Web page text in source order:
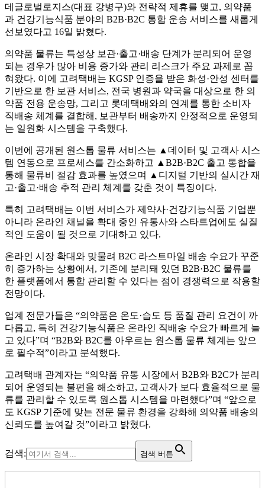
데글로벌로지스(대표 강병구)와 전략적 제휴를 맺고, 의약품
과 건강기능식품 분야의 B2B·B2C 통합 운송 서비스를 새롭게
선보였다고 16일 밝혔다.
의약품 물류는 특성상 보관·출고·배송 단계가 분리되어 운영
되는 경우가 많아 비용 증가와 관리 리스크가 주요 과제로 꼽
혀왔다. 이에 고려택배는 KGSP 인증을 받은 화성·안성 센터를
기반으로 한 보관 서비스, 전국 병원과 약국을 대상으로 한 의
약품 전용 운송망, 그리고 롯데택배와의 연계를 통한 소비자
직배송 체계를 결합해, 보관부터 배송까지 안정적으로 운영되
는 일원화 시스템을 구축했다.
이번에 공개된 원스톱 물류 서비스는 ▲데이터 및 고객사 시스
템 연동으로 프로세스를 간소화하고 ▲B2B·B2C 출고 통합을
통해 물류비 절감 효과를 높였으며 ▲디지털 기반의 실시간 재
고·출고·배송 추적 관리 체계를 갖춘 것이 특징이다.
특히 고려택배는 이번 서비스가 제약사·건강기능식품 기업뿐
아니라 온라인 채널을 확대 중인 유통사와 스타트업에도 실질
적인 도움이 될 것으로 기대하고 있다.
온라인 시장 확대와 맞물려 B2C 라스트마일 배송 수요가 꾸준
히 증가하는 상황에서, 기존에 분리돼 있던 B2B·B2C 물류를
한 플랫폼에서 통합 관리할 수 있다는 점이 경쟁력으로 작용할
전망이다.
업계 전문가들은 “의약품은 온도·습도 등 품질 관리 요건이 까
다롭고, 특히 건강기능식품은 온라인 직배송 수요가 빠르게 늘
고 있다”며 “B2B와 B2C를 아우르는 원스톱 물류 체계는 앞으
로 필수적”이라고 분석했다.
고려택배 관계자는 “의약품 유통 시장에서 B2B와 B2C가 분리
되어 운영되는 불편을 해소하고, 고객사가 보다 효율적으로 물
류를 관리할 수 있도록 원스톱 시스템을 마련했다”며 “앞으로
도 KGSP 기준에 맞는 전문 물류 환경을 강화해 의약품 배송의
신뢰도를 높여갈 것”이라고 밝혔다.
검색: 검색 버튼